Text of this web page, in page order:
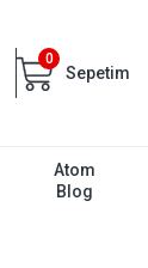
0
Sepetim
Atom
Blog